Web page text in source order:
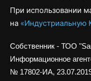
При использовании
на «Индустриальную
Собственник - ТОО
Информационное
№ 17802-ИА, 23.07.2019